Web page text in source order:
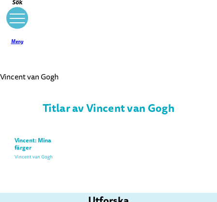
Sök
Meny
Vincent van Gogh
Titlar av Vincent van Gogh
Vincent: Mina
färger
Vincent van Gogh